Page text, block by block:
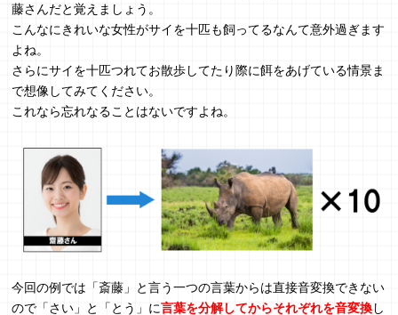
藤さんだと覚えましょう。
こんなにきれいな女性がサイを十匹も飼ってるなんて意外過ぎます
よね。
さらにサイを十匹つれてお散歩してたり際に餌をあげている情景ま
で想像してみてください。
これなら忘れなることはないですよね。
今回の例では「斎藤」と言う一つの言葉からは直接音変換できない
ので「さい」と「とう」に言葉を分解してからそれぞれを音変換し